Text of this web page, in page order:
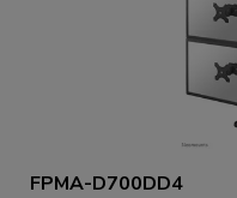
FPMA-D700DD4